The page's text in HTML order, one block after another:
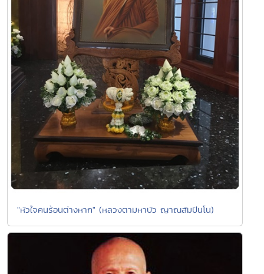
"หัวใจคนร้อนต่างหาก" (หลวงตามหาบัว ญาณสัมปันโน)